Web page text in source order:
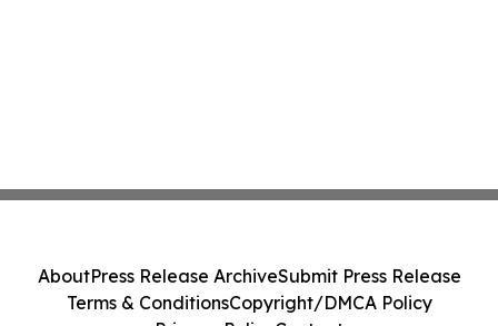
AboutPress Release ArchiveSubmit Press Release
Terms & ConditionsCopyright/DMCA Policy